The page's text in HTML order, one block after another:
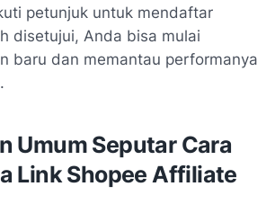
petunjuk untuk mendaftar
disetujui, Anda bisa mulai
baru dan memantau performanya
Umum Seputar Cara
Link Shopee Affiliate